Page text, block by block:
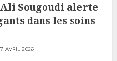
Sougoudi alerte
dans les soins
7 AVRIL 2026